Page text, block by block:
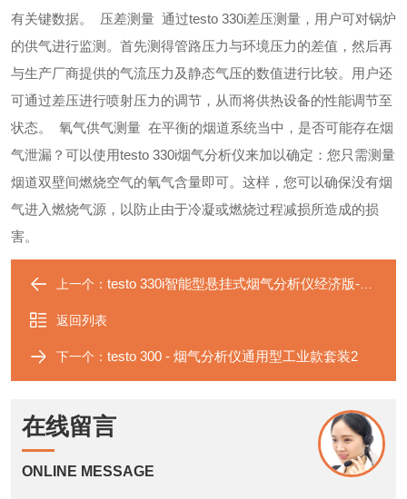
有关键数据。
压差测量 通过testo 330i差压测量，用户可对锅炉
的供气进行监测。首先测得管路压力与环境压力的差值，然后再
与生产厂商提供的气流压力及静态气压的数值进行比较。用户还
可通过差压进行喷射压力的调节，从而将供热设备的性能调节至
状态。
氧气供气测量 在平衡的烟道系统当中，是否可能存在烟
气泄漏？可以使用testo 330i烟气分析仪来加以确定：您只需测量
烟道双壁间燃烧空气的氧气含量即可。这样，您可以确保没有烟
气进入燃烧气源，以防止由于冷凝或燃烧过程减损所造成的损
害。
上一个： testo 330i智能型悬挂式烟气分析仪经济版-Basic套装2
返回列表
下一个： testo 300 - 烟气分析仪通用型工业款套装2
在线留言
ONLINE MESSAGE